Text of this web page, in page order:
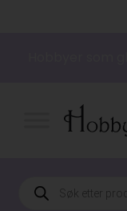
Products
search